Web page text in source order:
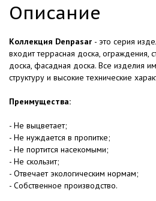
Описание
Коллекция Denpasar - это серия
входит террасная доска, ограждения,
доска, фасадная доска. Все изделия
структуру и высокие технические
Преимущества:
- Не выцветает;
- Не нуждается в пропитке;
- Не портится насекомыми;
- Не скользит;
- Отвечает экологическим нормам;
- Собственное производство.